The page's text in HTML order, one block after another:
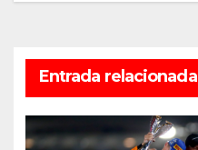
Entrada relacionada